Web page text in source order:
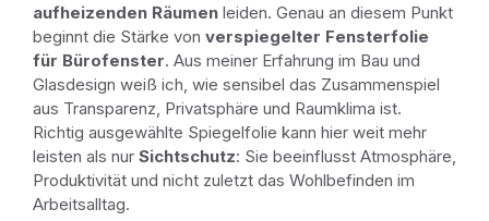
aufheizenden Räumen leiden. Genau an diesem Punkt
beginnt die Stärke von verspiegelter Fensterfolie
für Bürofenster. Aus meiner Erfahrung im Bau und
Glasdesign weiß ich, wie sensibel das Zusammenspiel
aus Transparenz, Privatsphäre und Raumklima ist.
Richtig ausgewählte Spiegelfolie kann hier weit mehr
leisten als nur Sichtschutz: Sie beeinflusst Atmosphäre,
Produktivität und nicht zuletzt das Wohlbefinden im
Arbeitsalltag.